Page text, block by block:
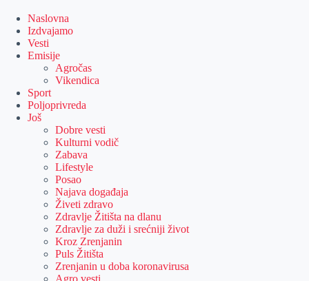
content
Naslovna
Izdvajamo
Vesti
Emisije
Agročas
Vikendica
Sport
Poljoprivreda
Još
Dobre vesti
Kulturni vodič
Zabava
Lifestyle
Posao
Najava događaja
Živeti zdravo
Zdravlje Žitišta na dlanu
Zdravlje za duži i srećniji život
Kroz Zrenjanin
Puls Žitišta
Zrenjanin u doba koronavirusa
Agro vesti